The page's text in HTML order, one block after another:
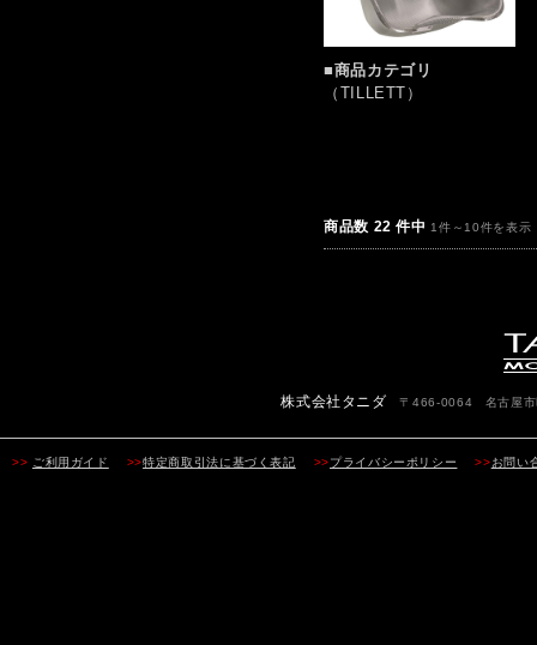
■商品カテゴリ
（TILLETT）
商品数 22 件中 1件～10件を表示
株式会社タニダ 〒466-0064 名古屋市
>> ご利用ガイド >>特定商取引法に基づく表記 >>プライバシーポリシー >>お問い